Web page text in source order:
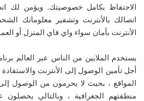
الاحتفاظ بكامل خصوصيتك. ويؤمن لك
اتصالك بالأنترنت وتشفير معلوماتك
الأنترنت بأمان سواء واي فاي المنزل أو
أجل تأمين الوصول إلى الأنترنت
المواقع ، بحيث لا يحرمون من الوصول
منطقتهم الجغرافية ، وبالتالي